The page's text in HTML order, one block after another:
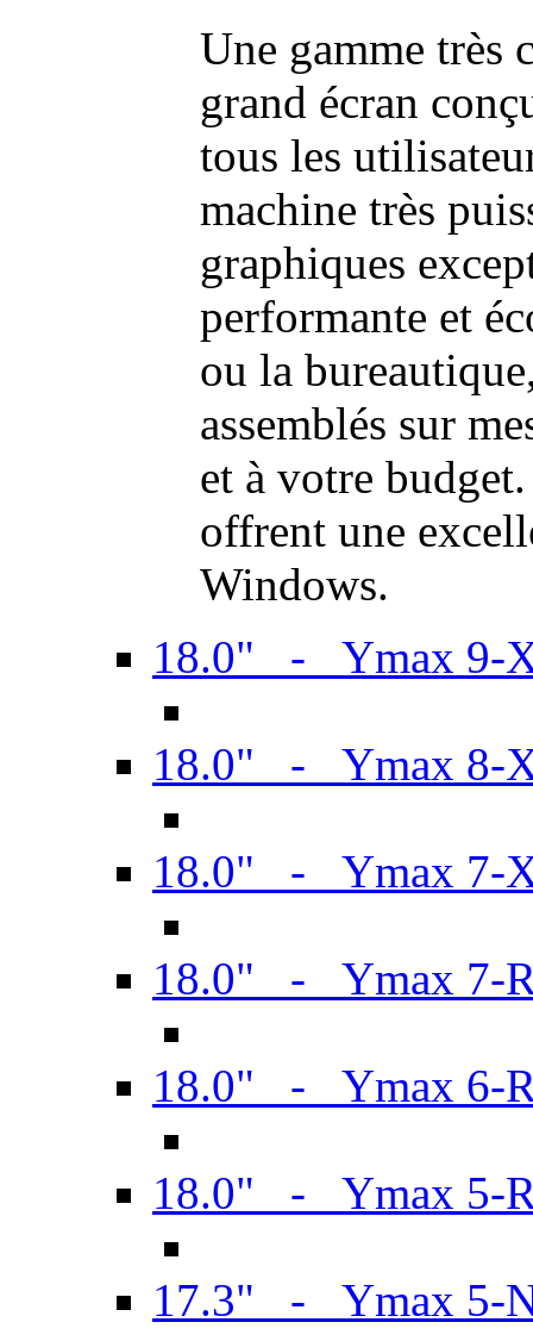
Une gamme très
grand écran
tous les
machine très
graphiques
performante et
ou la
assemblés sur
et à votre
offrent une
Windows.
18.0" - Ymax 9-
18.0" - Ymax 8-
18.0" - Ymax 7-
18.0" - Ymax 7-
18.0" - Ymax 6-
18.0" - Ymax 5-
17.3" - Ymax 5-